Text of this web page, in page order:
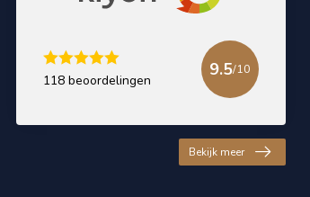
118 beoordelingen
9.5/10
Bekijk meer